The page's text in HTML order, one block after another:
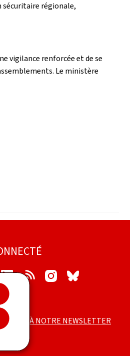
sécuritaire régionale,
vigilance renforcée et de se
Le ministère
LinkedIn RSS Instagram
VOUS À NOTRE NEWSLETTER